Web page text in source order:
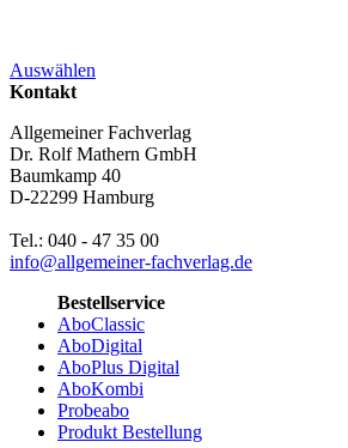
Auswählen
Kontakt
Allgemeiner Fachverlag
Dr. Rolf Mathern GmbH
Baumkamp 40
D-22299 Hamburg
Tel.: 040 - 47 35 00
info@allgemeiner-fachverlag.de
Bestellservice
AboClassic
AboDigital
AboPlus Digital
AboKombi
Probeabo
Produkt Bestellung